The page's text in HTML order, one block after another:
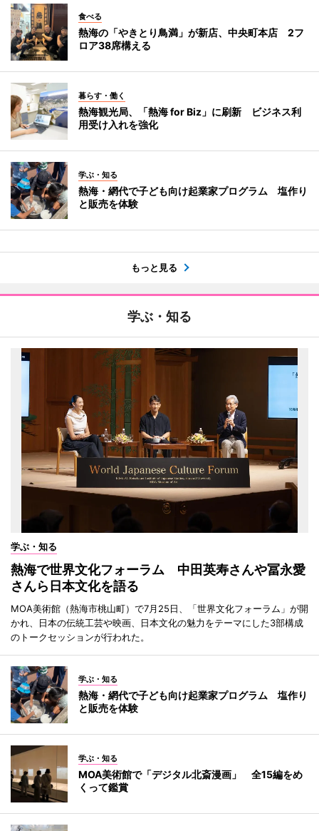
食べる
熱海の「やきとり鳥満」が新店、中央町本店 2フ
ロア38席構える
暮らす・働く
熱海観光局、「熱海 for Biz」に刷新 ビジネス利
用受け入れを強化
学ぶ・知る
熱海・網代で子ども向け起業家プログラム 塩作り
と販売を体験
もっと見る
学ぶ・知る
学ぶ・知る
熱海で世界文化フォーラム 中田英寿さんや冨永愛
さんら日本文化を語る
MOA美術館（熱海市桃山町）で7月25日、「世界文化フォーラム」が開
かれ、日本の伝統工芸や映画、日本文化の魅力をテーマにした3部構成
のトークセッションが行われた。
学ぶ・知る
熱海・網代で子ども向け起業家プログラム 塩作り
と販売を体験
学ぶ・知る
MOA美術館で「デジタル北斎漫画」 全15編をめ
くって鑑賞